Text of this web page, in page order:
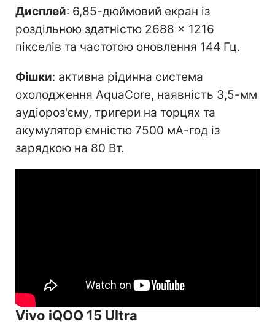
Дисплей: 6,85-дюймовий екран із
роздільною здатністю 2688 × 1216
пікселів та частотою оновлення 144 Гц.
Фішки: активна рідинна система
охолодження AquaCore, наявність 3,5-мм
аудіороз'єму, тригери на торцях та
акумулятор ємністю 7500 мА-год із
зарядкою на 80 Вт.
Vivo iQOO 15 Ultra